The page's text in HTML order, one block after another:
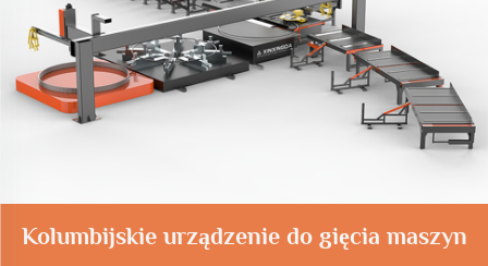
Kolumbijskie urządzenie do gięcia maszyn